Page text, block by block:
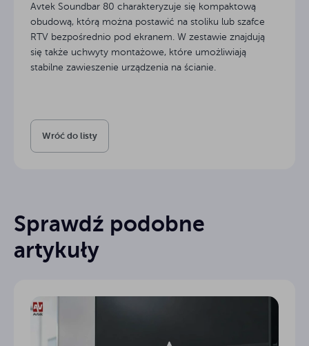
Avtek Soundbar 80 charakteryzuje się kompaktową
obudową, którą można postawić na stoliku lub szafce
RTV bezpośrednio pod ekranem. W zestawie znajdują
się także uchwyty montażowe, które umożliwiają
stabilne zawieszenie urządzenia na ścianie.
Wróć do listy
Sprawdź podobne
artykuły